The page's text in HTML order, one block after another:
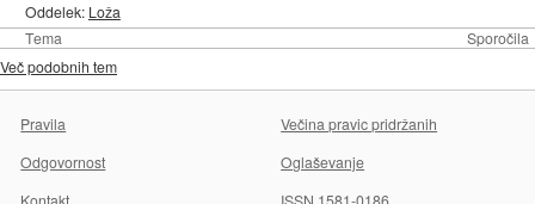
Tema Sporočila
Oddelek: Loža
Več podobnih tem
Pravila
Večina pravic pridržanih
Odgovornost
Oglaševanje
Kontakt
ISSN 1581-0186